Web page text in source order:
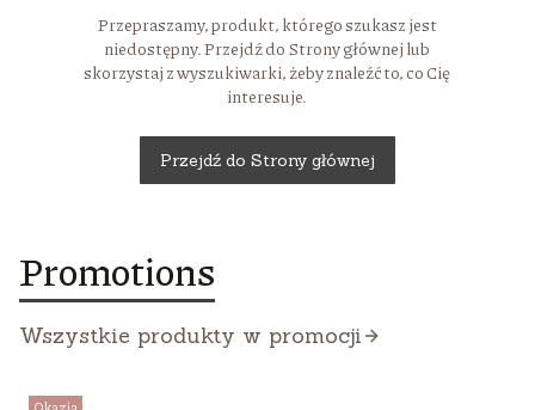
Przepraszamy, produkt, którego szukasz jest
niedostępny. Przejdź do Strony głównej lub
skorzystaj z wyszukiwarki, żeby znaleźć to, co Cię
interesuje.
Przejdź do Strony głównej
Promotions
Wszystkie produkty w promocji